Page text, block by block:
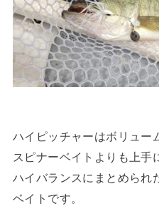
ハイピッチャーはボリュー
スピナーベイトよりも上手
ハイバランスにまとめられ
ベイトです。